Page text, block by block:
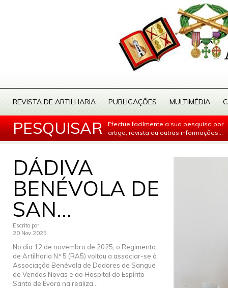
REVISTA DE ARTILHARIA PUBLICAÇÕES MULTIMÉDIA
PESQUISAR
Efectue facilmente a sua pesquisa por
artigo, revista ou outras informações...
DÁDIVA
BENÉVOLA DE
SAN...
Escrito por
20 Nov 2025
No dia 12 de novembro de 2025, o Regimento
de Artilharia N.º 5 (RA5) voltou a associar-se à
Associação Benévola de Dadores de Sangue
de Vendas Novas e ao Hospital do Espírito
Santo de Évora na realiza...